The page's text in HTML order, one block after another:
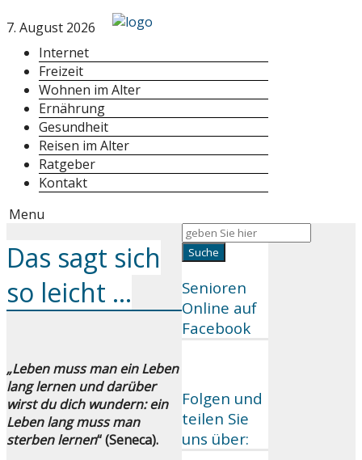
7. August 2026
Internet
Freizeit
Wohnen im Alter
Ernährung
Gesundheit
Reisen im Alter
Ratgeber
Kontakt
Menu
Senioren
Online auf
Facebook
Folgen und
teilen Sie
uns über:
Das sagt sich
so leicht …
„Leben muss man ein Leben
lang lernen und darüber
wirst du dich wundern: ein
Leben lang muss man
sterben lernen“ (Seneca).